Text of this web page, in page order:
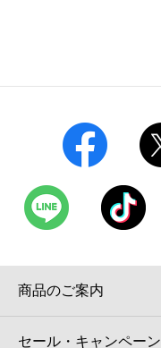
商品のご案内
セール・キャンペーン